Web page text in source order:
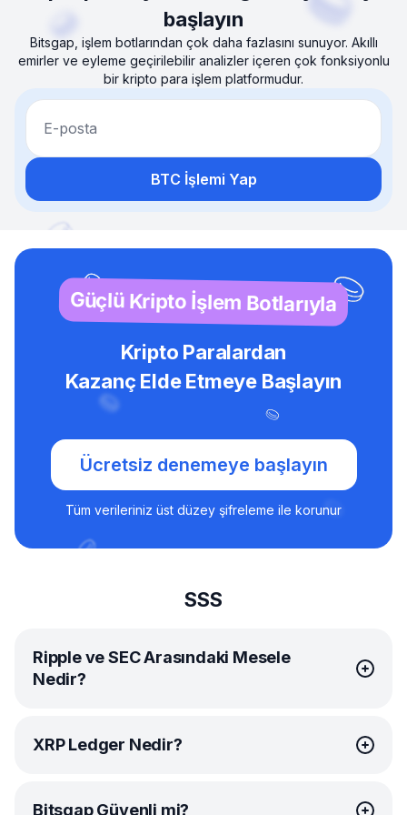
başlayın
Bitsgap, işlem botlarından çok daha fazlasını sunuyor. Akıllı
emirler ve eyleme geçirilebilir analizler içeren çok fonksiyonlu
bir kripto para işlem platformudur.
E-posta
BTC İşlemi Yap
Güçlü Kripto İşlem Botlarıyla
Kripto Paralardan
Kazanç Elde Etmeye Başlayın
Ücretsiz denemeye başlayın
Tüm verileriniz üst düzey şifreleme ile korunur
SSS
Ripple ve SEC Arasındaki Mesele
Nedir?
XRP’nin arkasındaki şirket olan Ripple Labs, 2020'nin
sonlarından bu yana ABD Menkul Kıymetler ve Borsa
XRP Ledger Nedir?
2021 yılında piyasaya sürülen XRP Ledger (XRPL),
Bitsgap Güvenli mi?